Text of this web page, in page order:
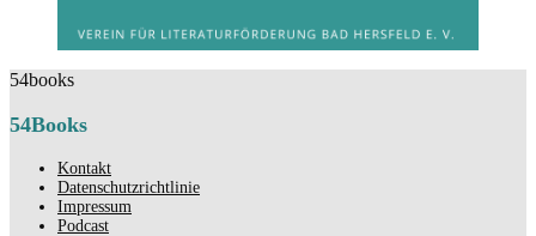
54books
54Books
Kontakt
Datenschutzrichtlinie
Impressum
Podcast